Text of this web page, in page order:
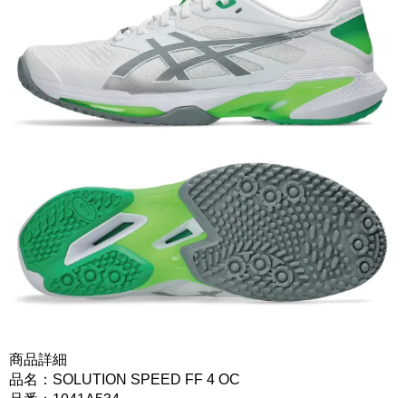
商品詳細
品名：SOLUTION SPEED FF 4 OC